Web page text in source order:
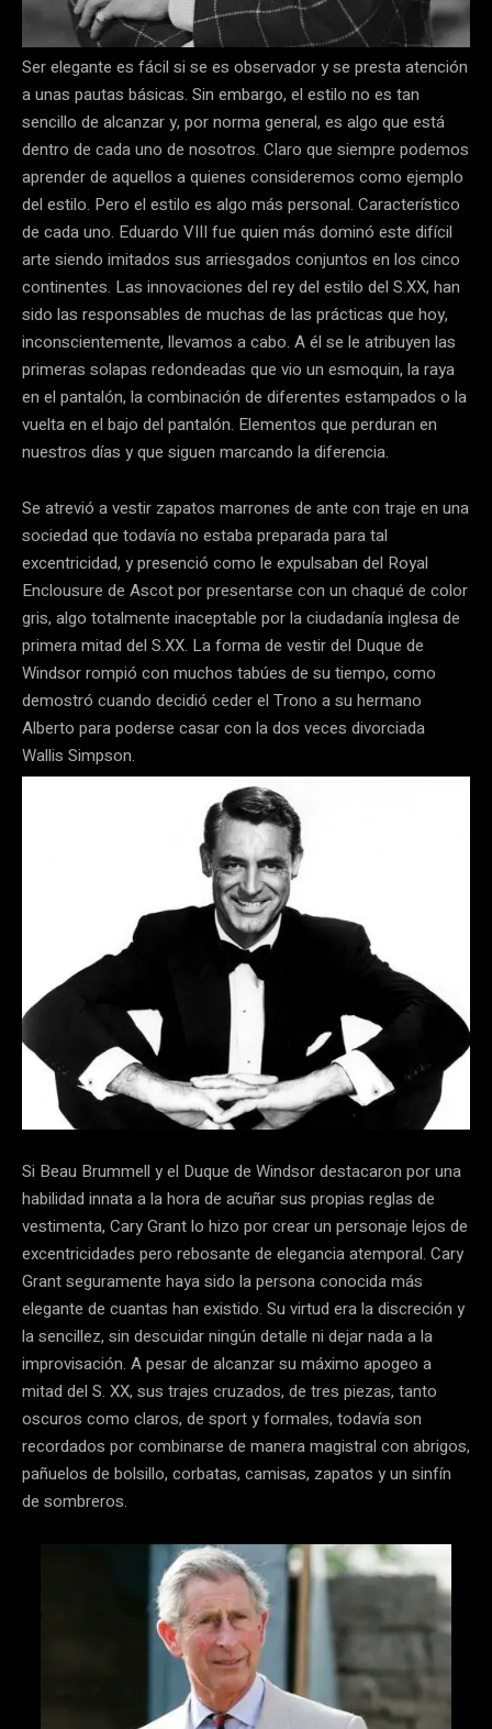
Ser elegante es fácil si se es observador y se presta atención
a unas pautas básicas. Sin embargo, el estilo no es tan
sencillo de alcanzar y, por norma general, es algo que está
dentro de cada uno de nosotros. Claro que siempre podemos
aprender de aquellos a quienes consideremos como ejemplo
del estilo. Pero el estilo es algo más personal. Característico
de cada uno. Eduardo VIII fue quien más dominó este difícil
arte siendo imitados sus arriesgados conjuntos en los cinco
continentes. Las innovaciones del rey del estilo del S.XX, han
sido las responsables de muchas de las prácticas que hoy,
inconscientemente, llevamos a cabo. A él se le atribuyen las
primeras solapas redondeadas que vio un esmoquin, la raya
en el pantalón, la combinación de diferentes estampados o la
vuelta en el bajo del pantalón. Elementos que perduran en
nuestros días y que siguen marcando la diferencia.
Se atrevió a vestir zapatos marrones de ante con traje en una
sociedad que todavía no estaba preparada para tal
excentricidad, y presenció como le expulsaban del Royal
Enclousure de Ascot por presentarse con un chaqué de color
gris, algo totalmente inaceptable por la ciudadanía inglesa de
primera mitad del S.XX. La forma de vestir del Duque de
Windsor rompió con muchos tabúes de su tiempo, como
demostró cuando decidió ceder el Trono a su hermano
Alberto para poderse casar con la dos veces divorciada
Wallis Simpson.
Si Beau Brummell y el Duque de Windsor destacaron por una
habilidad innata a la hora de acuñar sus propias reglas de
vestimenta, Cary Grant lo hizo por crear un personaje lejos de
excentricidades pero rebosante de elegancia atemporal. Cary
Grant seguramente haya sido la persona conocida más
elegante de cuantas han existido. Su virtud era la discreción y
la sencillez, sin descuidar ningún detalle ni dejar nada a la
improvisación. A pesar de alcanzar su máximo apogeo a
mitad del S. XX, sus trajes cruzados, de tres piezas, tanto
oscuros como claros, de sport y formales, todavía son
recordados por combinarse de manera magistral con abrigos,
pañuelos de bolsillo, corbatas, camisas, zapatos y un sinfín
de sombreros.